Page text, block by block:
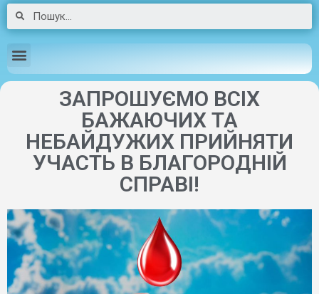
ЗАПРОШУЄМО ВСІХ
БАЖАЮЧИХ ТА
НЕБАЙДУЖИХ ПРИЙНЯТИ
УЧАСТЬ В БЛАГОРОДНІЙ
СПРАВІ!